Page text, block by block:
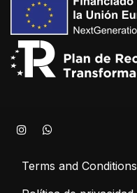
Terms and Conditions